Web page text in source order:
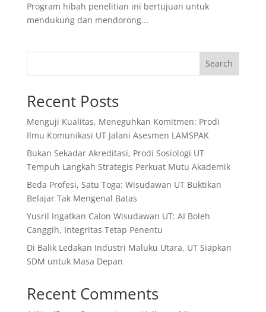
Program hibah penelitian ini bertujuan untuk
mendukung dan mendorong...
Search
Recent Posts
Menguji Kualitas, Meneguhkan Komitmen: Prodi
Ilmu Komunikasi UT Jalani Asesmen LAMSPAK
Bukan Sekadar Akreditasi, Prodi Sosiologi UT
Tempuh Langkah Strategis Perkuat Mutu Akademik
Beda Profesi, Satu Toga: Wisudawan UT Buktikan
Belajar Tak Mengenal Batas
Yusril Ingatkan Calon Wisudawan UT: AI Boleh
Canggih, Integritas Tetap Penentu
Di Balik Ledakan Industri Maluku Utara, UT Siapkan
SDM untuk Masa Depan
Recent Comments